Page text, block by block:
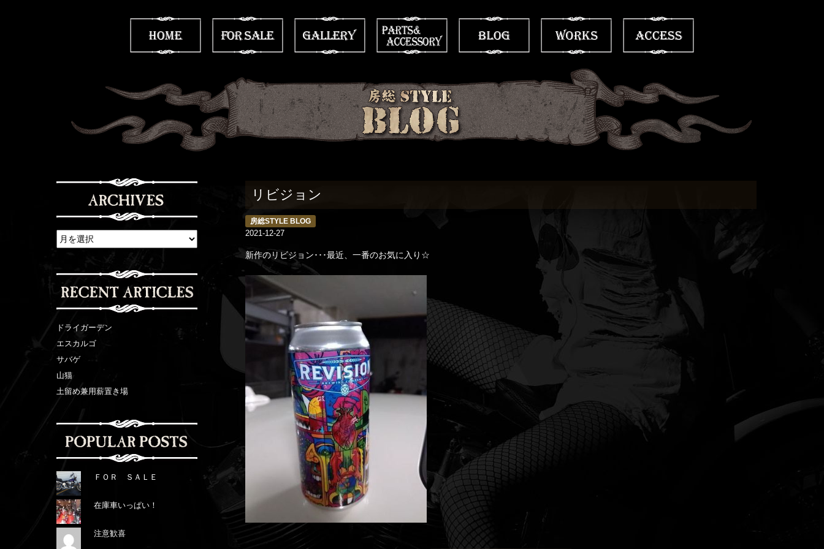
ドライガーデン
エスカルゴ
サバゲ
山猫
土留め兼用薪置き場
ＦＯＲ ＳＡＬＥ
在庫車いっぱい！
注意歓喜
リビジョン
房総STYLE BLOG
2021-12-27
新作のリビジョン･･･最近、一番のお気に入り☆